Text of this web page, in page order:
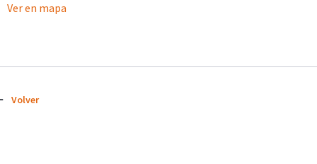
Ver en mapa
Volver